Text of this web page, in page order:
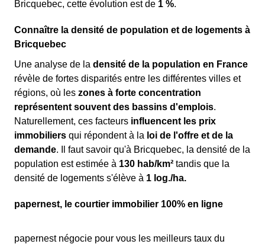
Bricquebec, cette évolution est de 1 %.
Connaître la densité de population et de logements à
Bricquebec
Une analyse de la densité de la population en France
révèle de fortes disparités entre les différentes villes et
régions, où les zones à forte concentration
représentent souvent des bassins d'emplois.
Naturellement, ces facteurs influencent les prix
immobiliers qui répondent à la loi de l'offre et de la
demande. Il faut savoir qu'à Bricquebec, la densité de la
population est estimée à 130 hab/km² tandis que la
densité de logements s'élève à 1 log./ha.
papernest, le courtier immobilier 100% en ligne
papernest négocie pour vous les meilleurs taux du